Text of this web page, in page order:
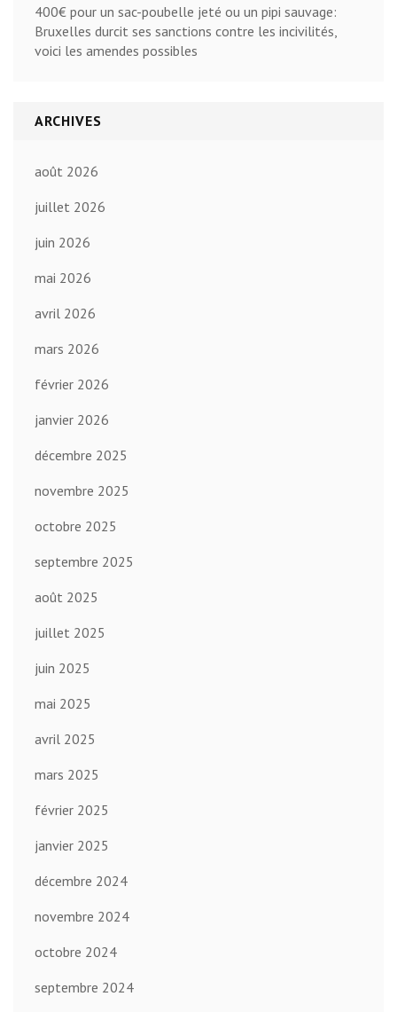
400€ pour un sac-poubelle jeté ou un pipi sauvage:
Bruxelles durcit ses sanctions contre les incivilités,
voici les amendes possibles
ARCHIVES
août 2026
juillet 2026
juin 2026
mai 2026
avril 2026
mars 2026
février 2026
janvier 2026
décembre 2025
novembre 2025
octobre 2025
septembre 2025
août 2025
juillet 2025
juin 2025
mai 2025
avril 2025
mars 2025
février 2025
janvier 2025
décembre 2024
novembre 2024
octobre 2024
septembre 2024